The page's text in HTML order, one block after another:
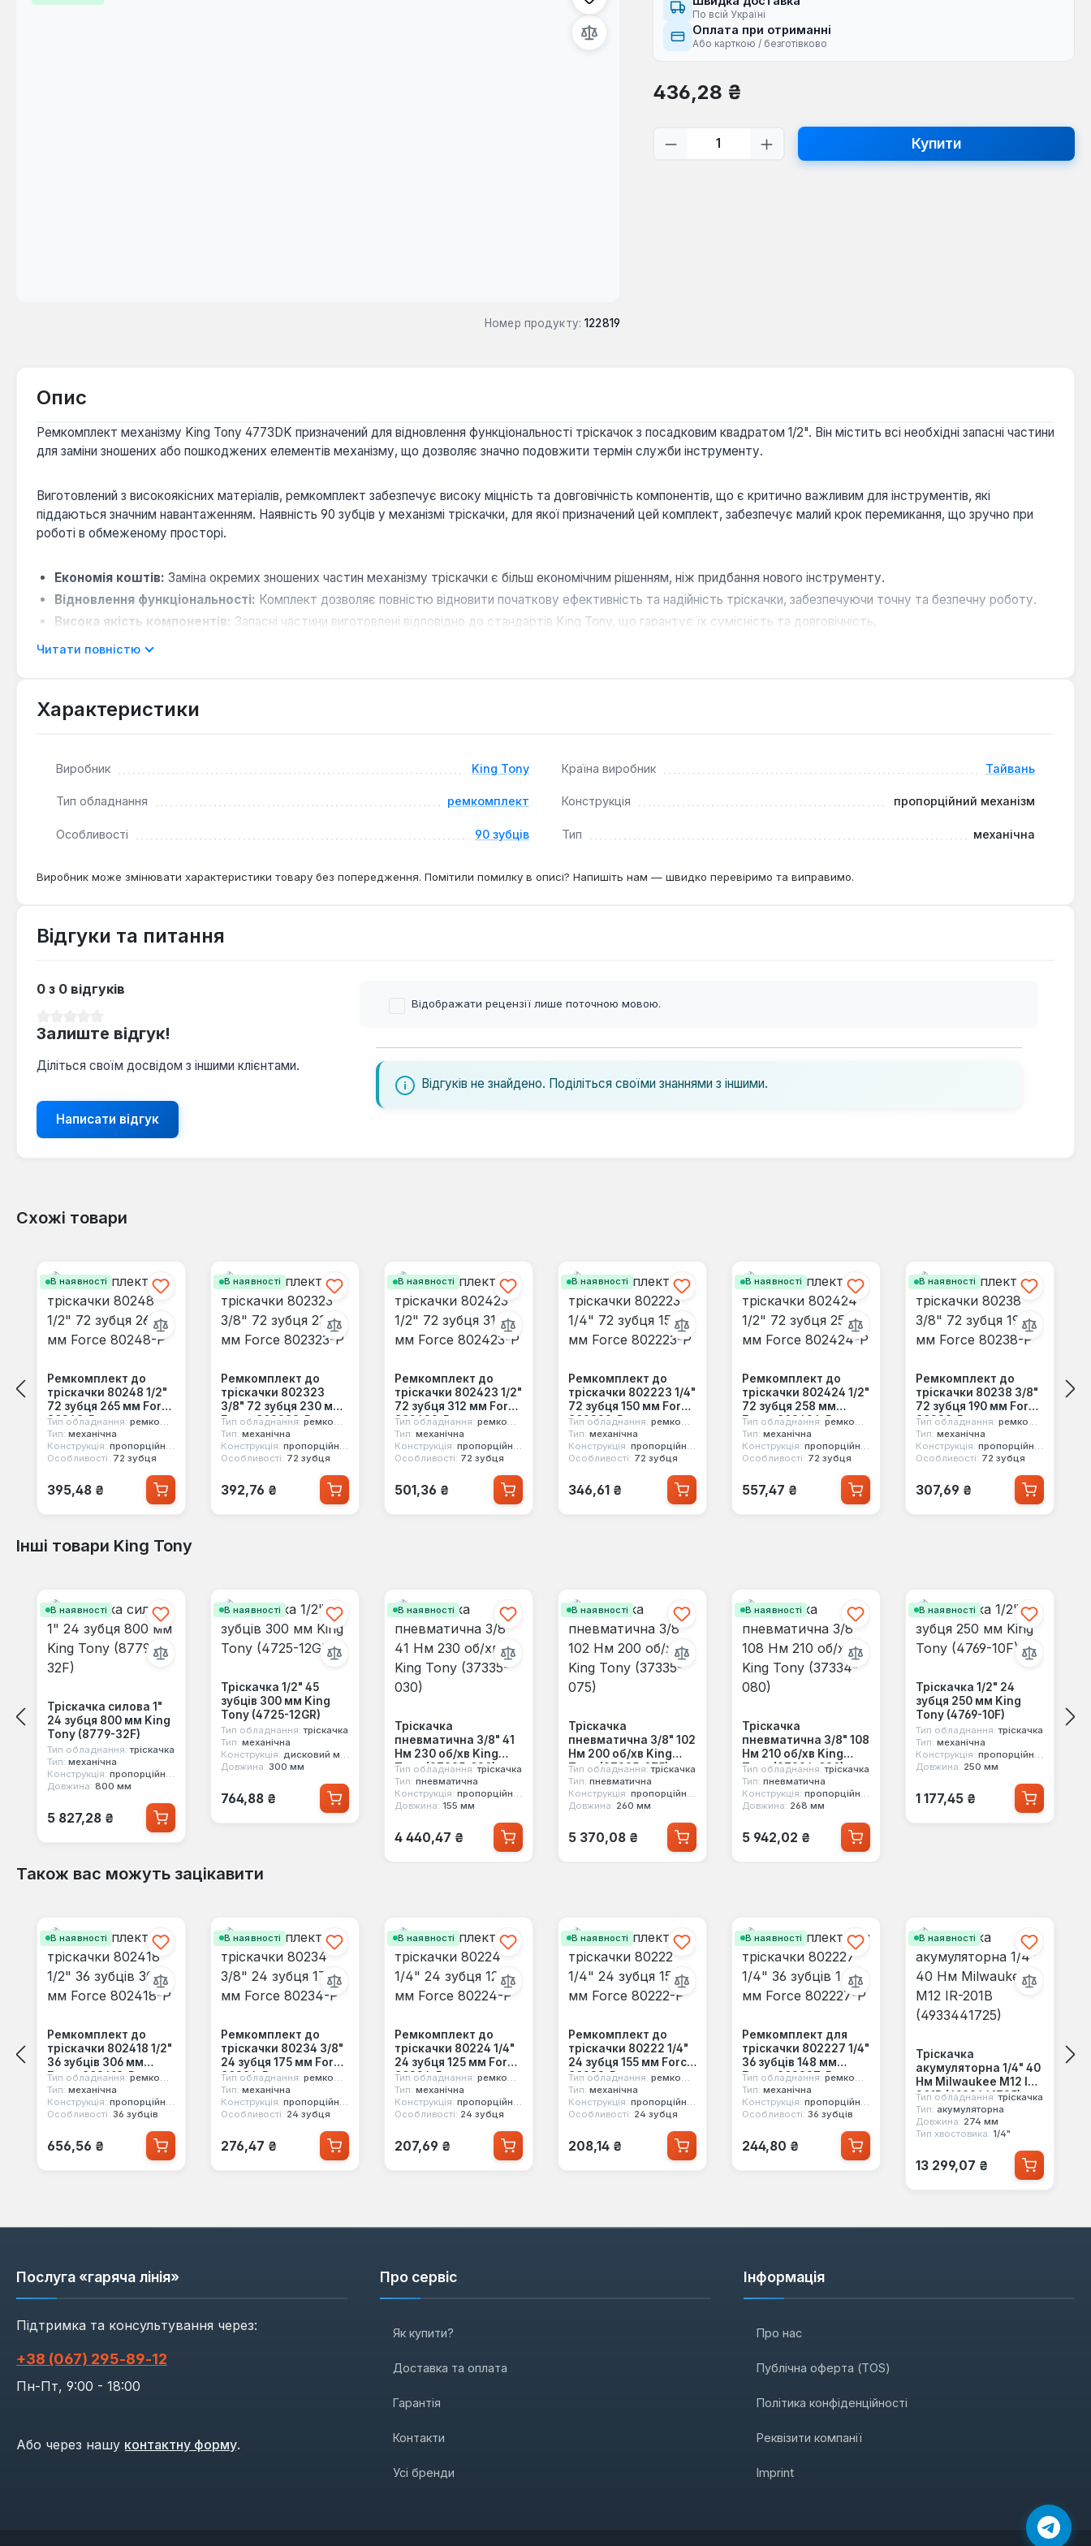
Номер продукту: 122819
По всій Україні
Оплата при отриманні
Або карткою / безготівково
Звичайна ціна:
436,28 ₴
Кількість товару: Введіть потрібну
Купити
Опис
Ремкомплект механізму King Tony 4773DK призначений для відновлення функціональності тріскачок з посадковим квадратом 1/2". Він містить всі необхідні запасні частини
для заміни зношених або пошкоджених елементів механізму, що дозволяє значно подовжити термін служби інструменту.
Виготовлений з високоякісних матеріалів, ремкомплект забезпечує високу міцність та довговічність компонентів, що є критично важливим для інструментів, які
піддаються значним навантаженням. Наявність 90 зубців у механізмі тріскачки, для якої призначений цей комплект, забезпечує малий крок перемикання, що зручно при
роботі в обмеженому просторі.
Економія коштів: Заміна окремих зношених частин механізму тріскачки є більш економічним рішенням, ніж придбання нового інструменту.
Відновлення функціональності: Комплект дозволяє повністю відновити початкову ефективність та надійність тріскачки, забезпечуючи точну та безпечну роботу.
Висока якість компонентів: Запасні частини виготовлені відповідно до стандартів King Tony, що гарантує їх сумісність та довговічність.
Читати повністю
Характеристики
Виробник King Tony Країна виробник Тайвань
Тип обладнання ремкомплект Конструкція пропорційний механізм
Особливості 90 зубців Тип механічна
Виробник може змінювати характеристики товару без попередження. Помітили помилку в описі? Напишіть нам — швидко перевіримо та виправимо.
Відгуки та питання
0 з 0 відгуків
Залиште відгук!
Діліться своїм досвідом з іншими клієнтами.
Написати відгук
Відображати рецензії лише поточною мовою.
Відгуків не знайдено. Поділіться своїми знаннями з іншими.
Схожі товари
В наявності
Ремкомплект до
тріскачки 80248 1/2"
72 зубця 265 мм Force
80248-P
Тип обладнання: ремкомплект
Тип: механічна
Конструкція: пропорційний механізм
Особливості: 72 зубця
Звичайна ціна:
395,48 ₴
В наявності
Ремкомплект до
тріскачки 802323
3/8" 72 зубця 230 мм
Force 802323-P
Тип обладнання: ремкомплект
Тип: механічна
Конструкція: пропорційний механізм
Особливості: 72 зубця
Звичайна ціна:
392,76 ₴
В наявності
Ремкомплект до
тріскачки 802423 1/2"
72 зубця 312 мм Force
802423-P
Тип обладнання: ремкомплект
Тип: механічна
Конструкція: пропорційний механізм
Особливості: 72 зубця
Звичайна ціна:
501,36 ₴
В наявності
Ремкомплект до
тріскачки 802223 1/4"
72 зубця 150 мм Force
802223-P
Тип обладнання: ремкомплект
Тип: механічна
Конструкція: пропорційний механізм
Особливості: 72 зубця
Звичайна ціна:
346,61 ₴
В наявності
Ремкомплект до
тріскачки 802424 1/2"
72 зубця 258 мм
Force 802424-P
Тип обладнання: ремкомплект
Тип: механічна
Конструкція: пропорційний механізм
Особливості: 72 зубця
Звичайна ціна:
557,47 ₴
В наявності
Ремкомплект до
тріскачки 80238 3/8"
72 зубця 190 мм Force
80238-P
Тип обладнання: ремкомплект
Тип: механічна
Конструкція: пропорційний механізм
Особливості: 72 зубця
Звичайна ціна:
307,69 ₴
Інші товари King Tony
В наявності
Тріскачка силова 1"
24 зубця 800 мм King
Tony (8779-32F)
Тип обладнання: тріскачка
Тип: механічна
Конструкція: пропорційний механізм
Довжина: 800 мм
Звичайна ціна:
5 827,28 ₴
В наявності
Тріскачка 1/2" 45
зубців 300 мм King
Tony (4725-12GR)
Тип обладнання: тріскачка
Тип: механічна
Конструкція: дисковий механізм
Довжина: 300 мм
Звичайна ціна:
764,88 ₴
В наявності
Тріскачка
пневматична 3/8" 41
Нм 230 об/хв King
Tony (37335-030)
Тип обладнання: тріскачка
Тип: пневматична
Конструкція: пропорційний механізм
Довжина: 155 мм
Звичайна ціна:
4 440,47 ₴
В наявності
Тріскачка
пневматична 3/8" 102
Нм 200 об/хв King
Tony (37335-075)
Тип обладнання: тріскачка
Тип: пневматична
Конструкція: пропорційний механізм
Довжина: 260 мм
Звичайна ціна:
5 370,08 ₴
В наявності
Тріскачка
пневматична 3/8" 108
Нм 210 об/хв King
Tony (37334-080)
Тип обладнання: тріскачка
Тип: пневматична
Конструкція: пропорційний механізм
Довжина: 268 мм
Звичайна ціна:
5 942,02 ₴
В наявності
Тріскачка 1/2" 24
зубця 250 мм King
Tony (4769-10F)
Тип обладнання: тріскачка
Тип: механічна
Конструкція: пропорційний механізм
Довжина: 250 мм
Звичайна ціна:
1 177,45 ₴
Також вас можуть зацікавити
В наявності
Ремкомплект до
тріскачки 802418 1/2"
36 зубців 306 мм
Force 802418-P
Тип обладнання: ремкомплект
Тип: механічна
Конструкція: пропорційний механізм
Особливості: 36 зубців
Звичайна ціна:
656,56 ₴
В наявності
Ремкомплект до
тріскачки 80234 3/8"
24 зубця 175 мм Force
80234-P
Тип обладнання: ремкомплект
Тип: механічна
Конструкція: пропорційний механізм
Особливості: 24 зубця
Звичайна ціна:
276,47 ₴
В наявності
Ремкомплект до
тріскачки 80224 1/4"
24 зубця 125 мм Force
80224-P
Тип обладнання: ремкомплект
Тип: механічна
Конструкція: пропорційний механізм
Особливості: 24 зубця
Звичайна ціна:
207,69 ₴
В наявності
Ремкомплект до
тріскачки 80222 1/4"
24 зубця 155 мм Force
80222-P
Тип обладнання: ремкомплект
Тип: механічна
Конструкція: пропорційний механізм
Особливості: 24 зубця
Звичайна ціна:
208,14 ₴
В наявності
Ремкомплект для
тріскачки 802227 1/4"
36 зубців 148 мм
Force 802227-P
Тип обладнання: ремкомплект
Тип: механічна
Конструкція: пропорційний механізм
Особливості: 36 зубців
Звичайна ціна:
244,80 ₴
В наявності
Тріскачка
акумуляторна 1/4" 40
Нм Milwaukee M12 IR-
201B (4933441725)
Тип обладнання: тріскачка
Тип: акумуляторна
Довжина: 274 мм
Тип хвостовика: 1/4"
Звичайна ціна:
13 299,07 ₴
Послуга «гаряча лінія»
Підтримка та консультування через:
+38 (067) 295‑89‑12
Пн-Пт, 9:00 - 18:00
Або через нашу контактну форму.
Про сервіс
Як купити?
Доставка та оплата
Гарантія
Контакти
Усі бренди
Інформація
Про нас
Публічна оферта (TOS)
Політика конфіденційності
Реквізити компанії
Imprint